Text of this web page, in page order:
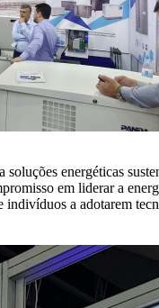
energéticas
em liderar a
a adotarem